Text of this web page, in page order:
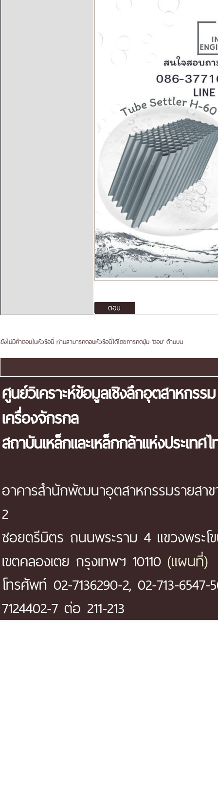
ยังไม่มีคำตอบในหัวข้อนี้ ท่านสามารถตอบหัวข้อนี้ได้โดยการกดปุ่ม 'ตอบ' ด้านบน
ศูนย์วิเคราะห์ข้อมูลเชิงลึกอุตสาหกรรม
เครื่องจักรกล
สถาบันเหล็กและเหล็กกล้าแห่งประเทศ
อาคารสำนักพัฒนาอุตสาหกรรมรายสา
2
ซอยตรีมิตร ถนนพระราม 4 แขวงพระโ
เขตคลองเตย กรุงเทพฯ 10110 (แผนที่)
โทรศัพท์ 02-7136290-2, 02-713-6547-
7124402-7 ต่อ 211-213